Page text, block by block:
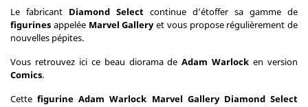
Le fabricant Diamond Select continue d’étoffer sa gamme de
figurines appelée Marvel Galleryet vous propose régulièrement de
nouvelles pépites.
Vous retrouvez ici ce beau diorama deAdam Warlock en version
Comics.
Cettefigurine Adam Warlock Marvel Gallery Diamond Select